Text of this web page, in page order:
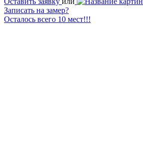
Записать на замер?
Осталось всего 10 мест!!!